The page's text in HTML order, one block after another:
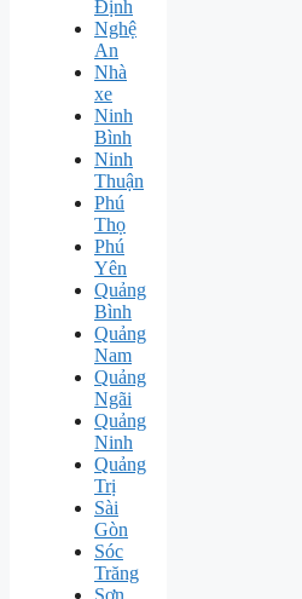
Định
Nghệ
An
Nhà
xe
Ninh
Bình
Ninh
Thuận
Phú
Thọ
Phú
Yên
Quảng
Bình
Quảng
Nam
Quảng
Ngãi
Quảng
Ninh
Quảng
Trị
Sài
Gòn
Sóc
Trăng
Sơn